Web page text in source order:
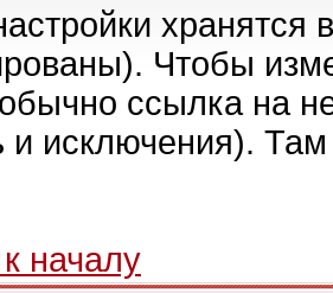
хранятся
Чтобы
ссылка на
и исключения).
началу